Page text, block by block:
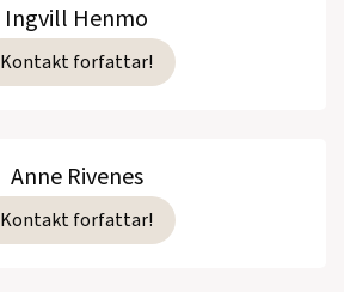
Ingvill Henmo
Kontakt forfattar!
Anne Rivenes
Kontakt forfattar!